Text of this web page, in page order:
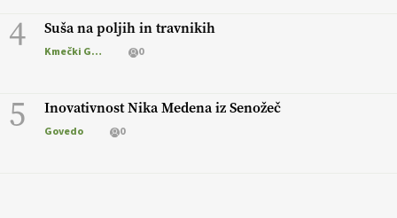
4 Suša na poljih in travnikih
Kmečki Glas 0
5 Inovativnost Nika Medena iz Senožeč
Govedo 0